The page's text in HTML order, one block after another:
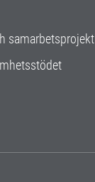
samarbetsprojekt